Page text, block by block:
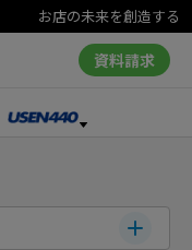
お店の未来を創造する
資料請求